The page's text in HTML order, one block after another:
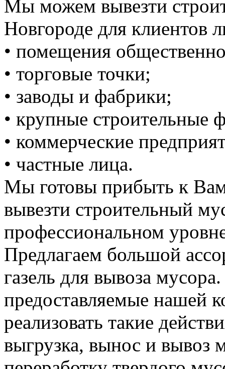
Мы можем вывезти
Новгороде для клиентов
• помещения
• торговые точки;
• заводы и фабрики;
• крупные строительные
• коммерческие
• частные лица.
Мы готовы прибыть к
вывезти строительный
профессиональном
Предлагаем большой
газель для вывоза
предоставляемые нашей
реализовать такие
выгрузка, вынос и вывоз